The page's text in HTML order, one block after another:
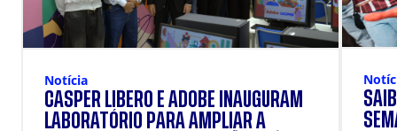
Notícia
CÁSPER LÍBERO E ADOBE INAUGURAM
LABORATÓRIO PARA AMPLIAR A